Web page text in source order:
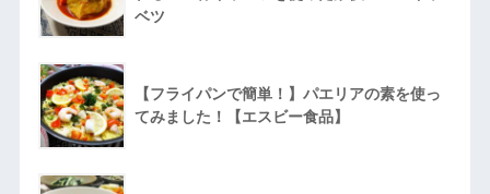
ベツ
【フライパンで簡単！】パエリアの素を使っ
てみました！【エスビー食品】